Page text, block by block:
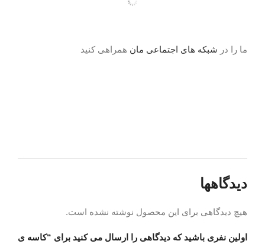
ما را در شبکه های اجتماعی مان همراهی کنید
دیدگاهها
هیچ دیدگاهی برای این محصول نوشته نشده است.
اولین نفری باشید که دیدگاهی را ارسال می کنید برای “کاسه ی